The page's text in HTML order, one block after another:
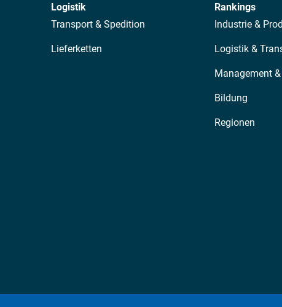
Logistik
Transport & Spedition
Lieferketten
Rankings
Industrie &
Logistik &
Management
Bildung
Regionen